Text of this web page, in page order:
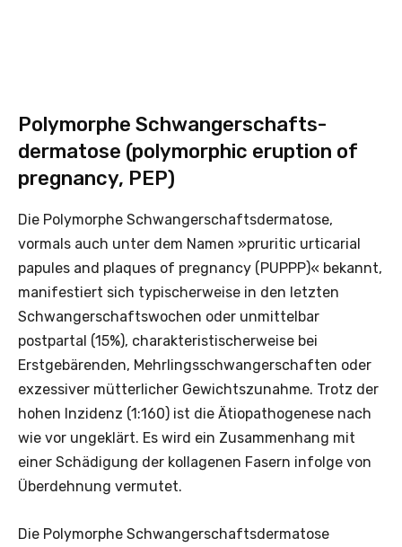
Polymorphe Schwangerschafts­
dermatose (polymorphic erup­tion of
pregnancy, PEP)
Die Polymorphe Schwangerschafts­dermatose,
vormals auch unter dem Namen »pruritic urticarial
papules and plaques of pregnancy (PUPPP)« bekannt,
manifestiert sich typischerweise in den letzten
Schwangerschaftswochen oder unmittelbar
postpartal (15%), charakteristischerweise bei
Erstgebärenden, Mehrlingsschwangerschaften oder
exzessiver mütterlicher Gewichtszunahme. Trotz der
hohen Inzidenz (1:160) ist die Ätiopathogenese nach
wie vor ungeklärt. Es wird ein Zusammenhang mit
einer Schädigung der kollagenen Fasern ­infolge von
Überdehnung vermutet.
Die Polymorphe Schwangerschafts­dermatose